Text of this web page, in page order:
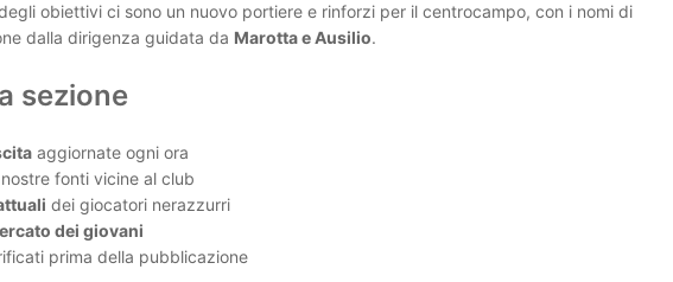
obiettivi ci sono un nuovo portiere e rinforzi per il centrocampo, con i nomi di
dalla dirigenza guidata da Marotta e Ausilio.
sezione
aggiornate ogni ora
fonti vicine al club
dei giocatori nerazzurri
dei giovani
prima della pubblicazione